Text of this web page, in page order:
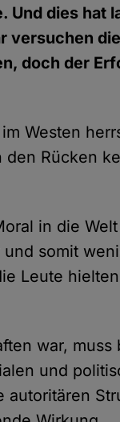
Und dies hat
versuchen
doch der
Westen
Rücken
in die
somit
Leute
war, muss
und
autoritären